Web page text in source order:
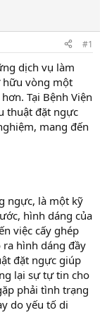
#1
dịch vụ làm
hữu vòng một
Tại Bệnh Viện
thuật đặt ngực
mang đến
ngực, là một kỹ
hình dáng của
việc cấy ghép
hình dáng đầy
đặt ngực giúp
lại sự tự tin cho
phải tình trạng
do yếu tố di